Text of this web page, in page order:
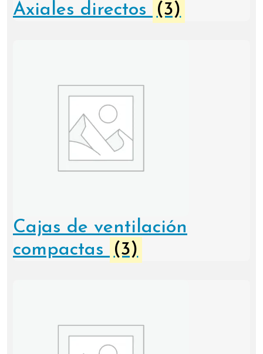
Axiales directos (3)
Cajas de ventilación
compactas
(3)